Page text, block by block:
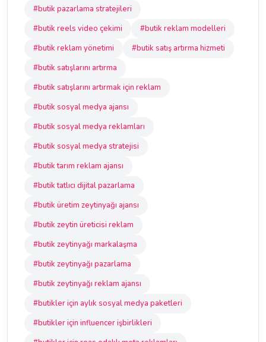
#butik pazarlama stratejileri
#butik reels video çekimi
#butik reklam modelleri
#butik reklam yönetimi
#butik satış artırma hizmeti
#butik satışlarını artırma
#butik satışlarını artırmak için reklam
#butik sosyal medya ajansı
#butik sosyal medya reklamları
#butik sosyal medya stratejisi
#butik tarım reklam ajansı
#butik tatlıcı dijital pazarlama
#butik üretim zeytinyağı ajansı
#butik zeytin üreticisi reklam
#butik zeytinyağı markalaşma
#butik zeytinyağı pazarlama
#butik zeytinyağı reklam ajansı
#butikler için aylık sosyal medya paketleri
#butikler için influencer işbirlikleri